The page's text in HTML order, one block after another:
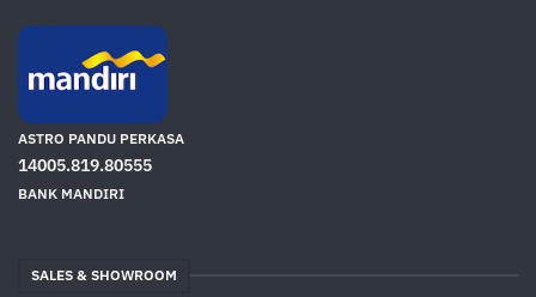
ASTRO PANDU PERKASA
14005.819.80555
BANK MANDIRI
SALES & SHOWROOM